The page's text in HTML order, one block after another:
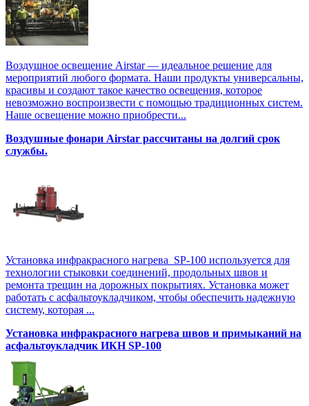
Воздушное освещение Airstar — идеальное решение для
мероприятий любого формата. Наши продукты универсальны,
красивы и создают такое качество освещения, которое
невозможно воспроизвести с помощью традиционных систем.
Наше освещение можно приобрести...
Воздушные фонари Airstar рассчитаны на долгий срок
службы.
Установка инфракрасного нагрева SP-100 используется для
технологии стыковки соединений, продольных швов и
ремонта трещин на дорожных покрытиях. Установка может
работать с асфальтоукладчиком, чтобы обеспечить надежную
систему, которая ...
Установка инфракрасного нагрева швов и примыканий на
асфальтоукладчик ИКН SP-100